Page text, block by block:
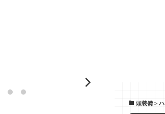
頭装備 > ハ